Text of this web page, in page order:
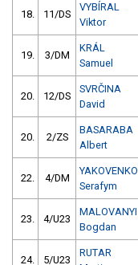
18. 11/DS
VYBÍRAL
Viktor
19. 3/DM
KRÁL
Samuel
20. 12/DS
SVRČINA
David
20. 2/ZS
BASARABA
Albert
22. 4/DM
YAKOVENKO
Serafym
23. 4/U23
MALOVANYI
Bogdan
24. 5/U23
RUTAR